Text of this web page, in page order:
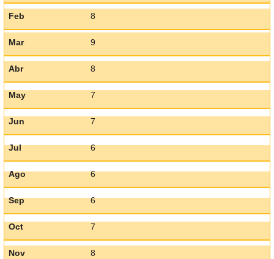
Feb 8
Mar 9
Abr 8
May 7
Jun 7
Jul 6
Ago 6
Sep 6
Oct 7
Nov 8